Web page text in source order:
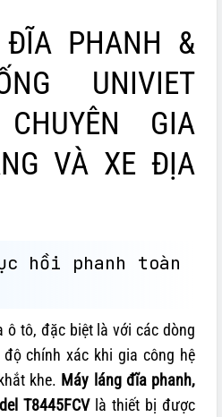
ĐĨA PHANH &
UNIVIET
GIA
VÀ XE ĐỊA
hồi phanh toàn
ô tô, đặc biệt là với các dòng
chính xác khi gia công hệ
khe. Máy láng đĩa phanh,
T8445FCVlà thiết bị được